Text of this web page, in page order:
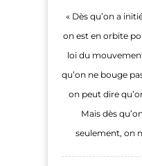
« Dès qu’on a
on est en orbite
loi du
qu’on ne bouge
on peut dire
Mais dès
seulement, on